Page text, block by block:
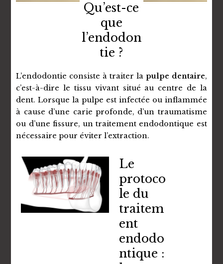
Qu’est-ce
que
l’endodon
tie ?
L’endodontie consiste à traiter la pulpe dentaire,
c’est-à-dire le tissu vivant situé au centre de la
dent. Lorsque la pulpe est infectée ou inflammée
à cause d’une carie profonde, d’un traumatisme
ou d’une fissure, un traitement endodontique est
nécessaire pour éviter l’extraction.
Le
protoco
le du
traitem
ent
endodo
ntique :